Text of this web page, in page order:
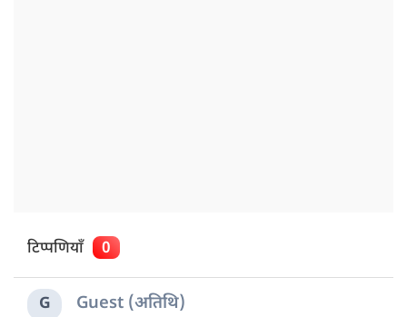
टिप्पणियाँ 0
G Guest (अतिथि)